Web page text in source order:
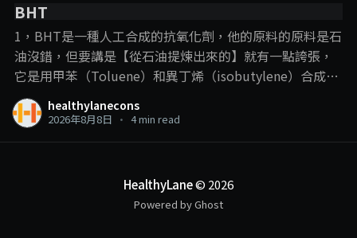
BHT
1，BHT是一種人工合成的抗氧化劑，他的原料的原料是石
油沒錯，但要講是【從石油提煉出來的】就有一點誇張，
它是用甲苯（Toluene）和異丁烯（isobutylene）合成
的， 說BHT從石油提煉出來，就跟plastic一樣，這樣講的
目的，意思淺淺，但這裡我們就要提到一些化學常識了：
在人體中的作用就是vitamin C的作用，現在很流行的那些
高劑量vitamin C注射或點滴也都是使用合成vitamin C。
那你能說那些去打高劑量vitamin C的人，都是在打plastic
healthylanecons
2026年8月8日 • 4 min read
HealthyLane© 2026
Powered by Ghost